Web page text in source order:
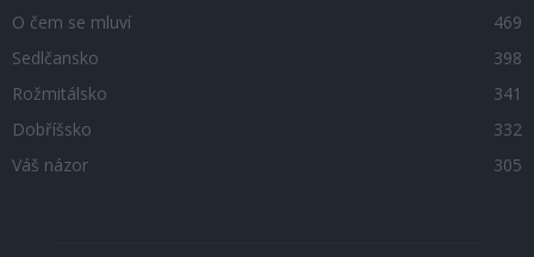
O čem se mluví
469
Sedlčansko
398
Rožmitálsko
341
Dobříšsko
332
Váš názor
305